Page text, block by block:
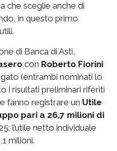
che sceglie anche di
in questo primo
di Banca di Asti,
con Roberto Fiorini
(entrambi nominati lo
i risultati preliminari riferiti
fanno registrare un Utile
pari a 26,7 milioni di
l’utile netto individuale
milioni.